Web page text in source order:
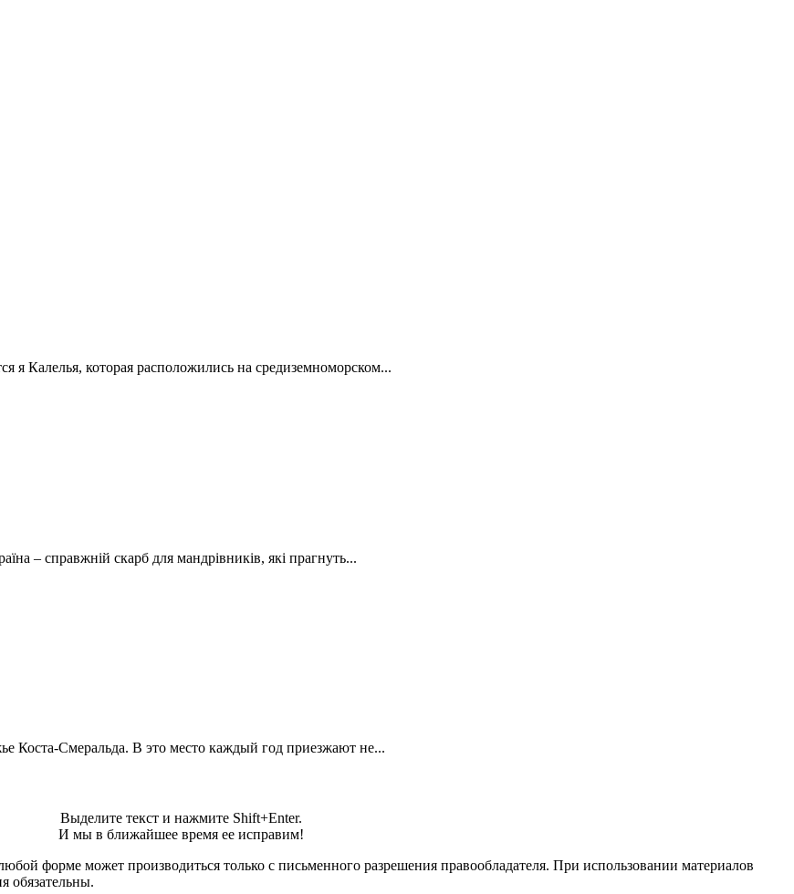
Калелья, которая расположились на средиземноморском...
– справжній скарб для мандрівників, які прагнуть...
Коста-Смеральда. В это место каждый год приезжают не...
Выделите текст и нажмите Shift+Enter.
И мы в ближайшее время ее исправим!
форме может производиться только с письменного разрешения правообладателя. При использовании материалов
обязательны.